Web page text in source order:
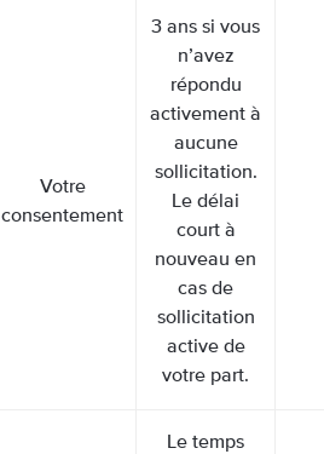
Votre
consentement
3 ans si vous
n’avez
répondu
activement à
aucune
sollicitation.
Le délai
court à
nouveau en
cas de
sollicitation
active de
votre part.
Le temps